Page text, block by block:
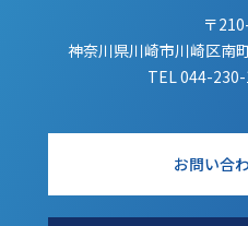
〒
神奈川県川崎市川崎区南
TEL044-230-
お問い合